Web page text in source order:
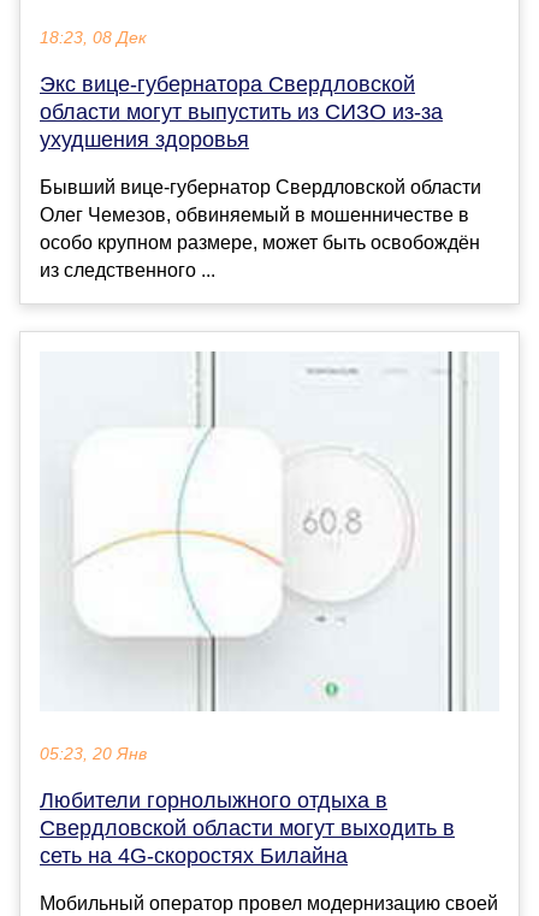
18:23, 08 Дек
Экс вице-губернатора Свердловской
области могут выпустить из СИЗО из-за
ухудшения здоровья
Бывший вице-губернатор Свердловской области
Олег Чемезов, обвиняемый в мошенничестве в
особо крупном размере, может быть освобождён
из следственного ...
05:23, 20 Янв
Любители горнолыжного отдыха в
Свердловской области могут выходить в
сеть на 4G-скоростях Билайна
Мобильный оператор провел модернизацию своей